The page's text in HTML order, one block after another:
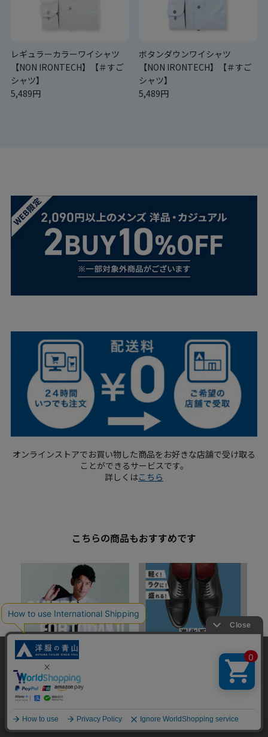
レギュラーカラーワイシャツ
【NON IRONTECH】【＃すご
シャツ】
5,489円
ボタンダウンワイシャツ
【NON IRONTECH】【＃すご
シャツ】
5,489円
オンラインストアでお買い物した商品をお好きな店舗で受け取る
ことができるサービスです。
詳しくはこちら
こちらの商品もおすすめです
当サイトでは、快適な閲覧体験とコンテンツ改善のためにCookieを使用
しています。閲覧を続けることで、Cookieの使用に同意したものとみな
します。詳細については
同意して閉じる